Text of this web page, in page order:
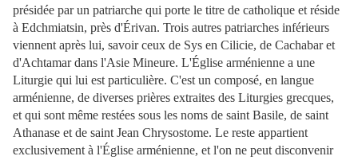
présidée par un patriarche qui porte le titre de catholique et réside
à Edchmiatsin, près d'Érivan. Trois autres patriarches inférieurs
viennent après lui, savoir ceux de Sys en Cilicie, de Cachabar et
d'Achtamar dans l'Asie Mineure. L'Église arménienne a une
Liturgie qui lui est particulière. C'est un composé, en langue
arménienne, de diverses prières extraites des Liturgies grecques,
et qui sont même restées sous les noms de saint Basile, de saint
Athanase et de saint Jean Chrysostome. Le reste appartient
exclusivement à l'Église arménienne, et l'on ne peut disconvenir